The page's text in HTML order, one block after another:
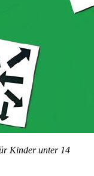
Kinder unter 14